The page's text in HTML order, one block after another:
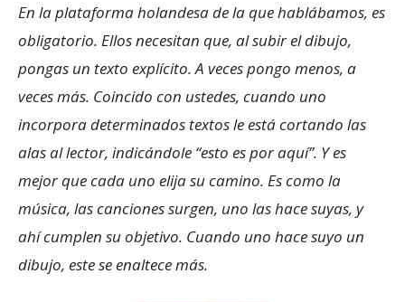
En la plataforma holandesa de la que hablábamos, es
obligatorio. Ellos necesitan que, al subir el dibujo,
pongas un texto explícito. A veces pongo menos, a
veces más. Coincido con ustedes, cuando uno
incorpora determinados textos le está cortando las
alas al lector, indicándole “esto es por aquí”. Y es
mejor que cada uno elija su camino. Es como la
música, las canciones surgen, uno las hace suyas, y
ahí cumplen su objetivo. Cuando uno hace suyo un
dibujo, este se enaltece más.